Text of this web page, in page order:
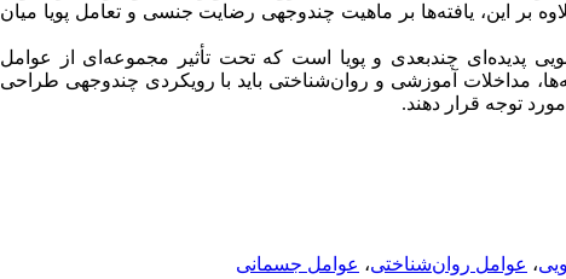
بر این، یافته‌ها بر ماهیت چندوجهی رضایت جنسی و تعامل پویا میان
پدیده‌ای چندبعدی و پویا است که تحت تأثیر مجموعه‌ای از عوامل
مداخلات آموزشی و روان‌شناختی باید با رویکردی چندوجهی طراحی
توجه قرار دهند.
، عوامل روان‌شناختی، عوامل جسمانی